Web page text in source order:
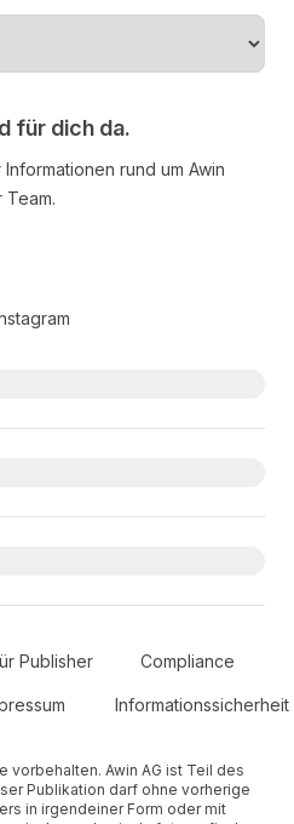
für dich da.
rund um Awin
Publisher Compliance
Informationssicherheit
vorbehalten. Awin AG ist Teil des
Publikation darf ohne vorherige
in irgendeiner Form oder mit